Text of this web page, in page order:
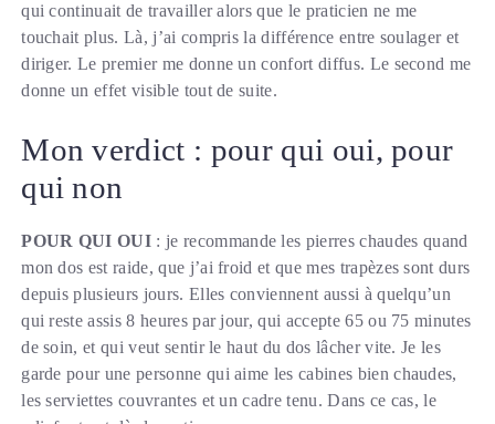
qui continuait de travailler alors que le praticien ne me
touchait plus. Là, j’ai compris la différence entre soulager et
diriger. Le premier me donne un confort diffus. Le second me
donne un effet visible tout de suite.
Mon verdict : pour qui oui, pour
qui non
POUR QUI OUI : je recommande les pierres chaudes quand
mon dos est raide, que j’ai froid et que mes trapèzes sont durs
depuis plusieurs jours. Elles conviennent aussi à quelqu’un
qui reste assis 8 heures par jour, qui accepte 65 ou 75 minutes
de soin, et qui veut sentir le haut du dos lâcher vite. Je les
garde pour une personne qui aime les cabines bien chaudes,
les serviettes couvrantes et un cadre tenu. Dans ce cas, le